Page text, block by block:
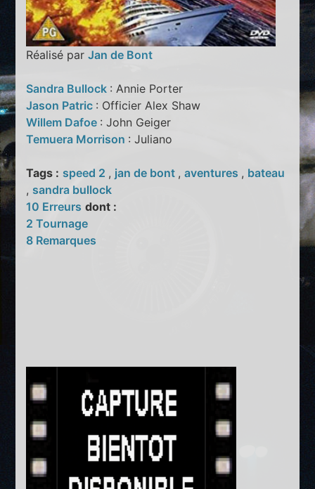
Réalisé parJan de Bont
Sandra Bullock : Annie Porter
Jason Patric : Officier Alex Shaw
Willem Dafoe : John Geiger
Temuera Morrison : Juliano
Tags : speed 2 , jan de bont ,aventures , bateau
, sandra bullock
10 Erreurs dont :
2 Tournage
8 Remarques